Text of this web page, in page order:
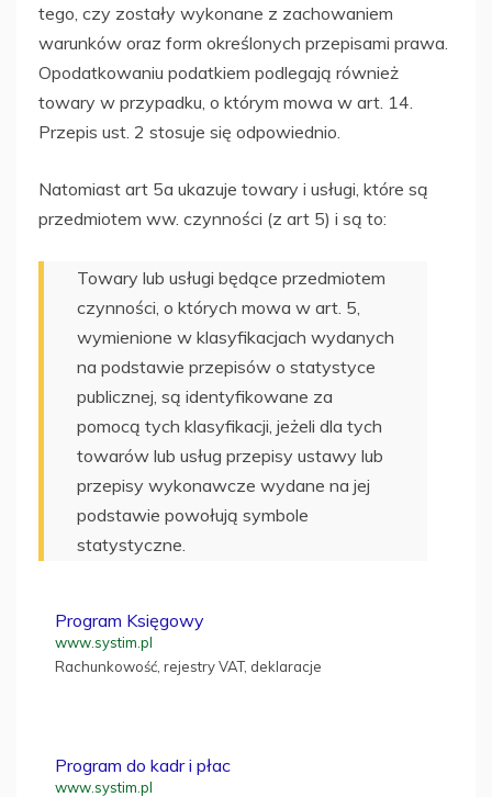
tego, czy zostały wykonane z zachowaniem
warunków oraz form określonych przepisami prawa.
Opodatkowaniu podatkiem podlegają również
towary w przypadku, o którym mowa w art. 14.
Przepis ust. 2 stosuje się odpowiednio.
Natomiast art 5a ukazuje towary i usługi, które są
przedmiotem ww. czynności (z art 5) i są to:
Towary lub usługi będące przedmiotem
czynności, o których mowa w art. 5,
wymienione w klasyfikacjach wydanych
na podstawie przepisów o statystyce
publicznej, są identyfikowane za
pomocą tych klasyfikacji, jeżeli dla tych
towarów lub usług przepisy ustawy lub
przepisy wykonawcze wydane na jej
podstawie powołują symbole
statystyczne.
Program Księgowy
www.systim.pl
Rachunkowość, rejestry VAT, deklaracje
Program do kadr i płac
www.systim.pl